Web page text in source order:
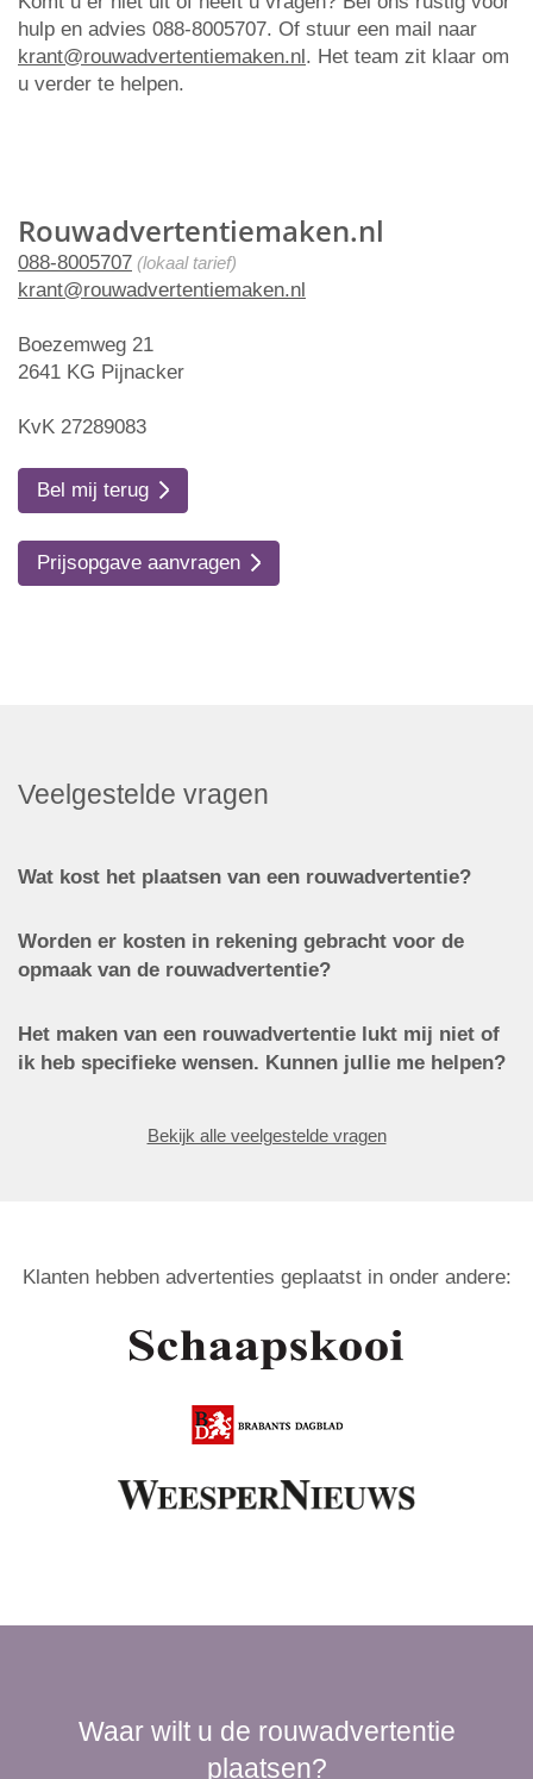
Rouwadvertentiemaken.nl
088-8005707 (lokaal tarief)
krant@rouwadvertentiemaken.nl
Boezemweg 21
2641 KG Pijnacker
KvK 27289083
Bel mij terug
Prijsopgave aanvragen
hulp en advies 088-8005707. Of stuur een mail naar
krant@rouwadvertentiemaken.nl. Het team zit klaar om
u verder te helpen.
Veelgestelde vragen
Wat kost het plaatsen van een rouwadvertentie?
Worden er kosten in rekening gebracht voor de
opmaak van de rouwadvertentie?
Het maken van een rouwadvertentie lukt mij niet of
ik heb specifieke wensen. Kunnen jullie me helpen?
Bekijk alle veelgestelde vragen
Klanten hebben advertenties geplaatst in onder andere:
Waar wilt u de rouwadvertentie
plaatsen?